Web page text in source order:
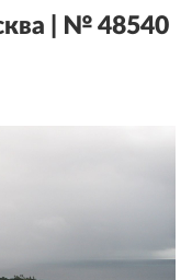
| № 48540